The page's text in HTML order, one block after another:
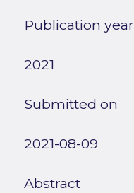
Publication year
2021
Submitted on
2021-08-09
Abstract